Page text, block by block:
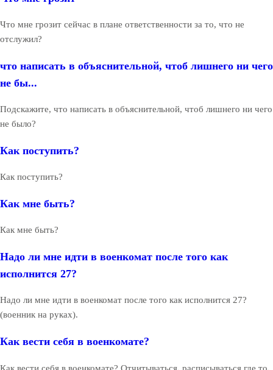
Что мне грозит сейчас в плане ответственности за то, что не
отслужил?
что написать в объяснительной, чтоб лишнего ни чего
не бы...
Подскажите, что написать в объяснительной, чтоб лишнего ни чего
не было?
Как поступить?
Как поступить?
Как мне быть?
Как мне быть?
Надо ли мне идти в военкомат после того как
исполнится 27?
Надо ли мне идти в военкомат после того как исполнится 27?
(военник на руках).
Как вести себя в военкомате?
Как вести себя в военкомате? Отчитываться, расписываться где то,